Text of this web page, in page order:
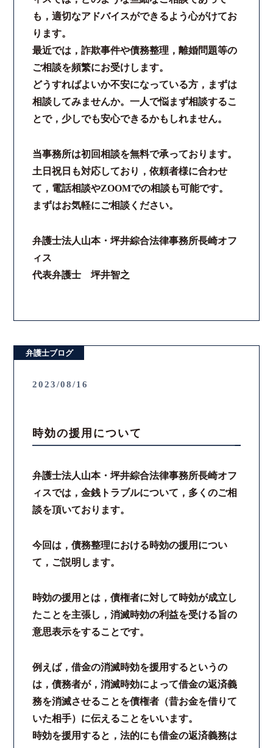
も，適切なアドバイスができるよう心がけてお
ります。
最近では，詐欺事件や債務整理，離婚問題等の
ご相談を頻繁にお受けします。
どうすればよいか不安になっている方，まずは
相談してみませんか。一人で悩まず相談するこ
とで，少しでも安心できるかもしれません。
当事務所は初回相談を無料で承っております。
土日祝日も対応しており，依頼者様に合わせ
て，電話相談やZOOMでの相談も可能です。
まずはお気軽にご相談ください。
弁護士法人山本・坪井綜合法律事務所長崎オフ
ィス
代表弁護士 坪井智之
弁護士ブログ
2023/08/16
時効の援用について
弁護士法人山本・坪井綜合法律事務所長崎オフ
ィスでは，金銭トラブルについて，多くのご相
談を頂いております。
今回は，債務整理における時効の援用につい
て，ご説明します。
時効の援用とは，債権者に対して時効が成立し
たことを主張し，消滅時効の利益を受ける旨の
意思表示をすることです。
例えば，借金の消滅時効を援用するというの
は，債務者が，消滅時効によって借金の返済義
務を消滅させることを債権者（昔お金を借りて
いた相手）に伝えることをいいます。
時効を援用すると，法的にも借金の返済義務は